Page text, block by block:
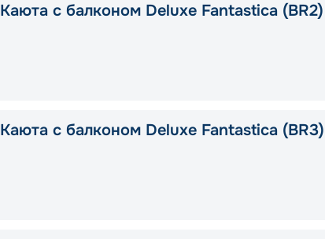
Каюта с балконом Deluxe Fantastica (BR2)
Каюта с балконом Deluxe Fantastica (BR3)